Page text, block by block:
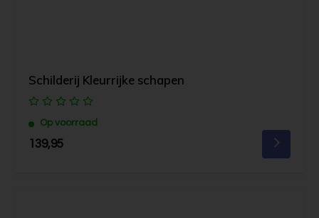
Schilderij Kleurrijke schapen
Op voorraad
139,95